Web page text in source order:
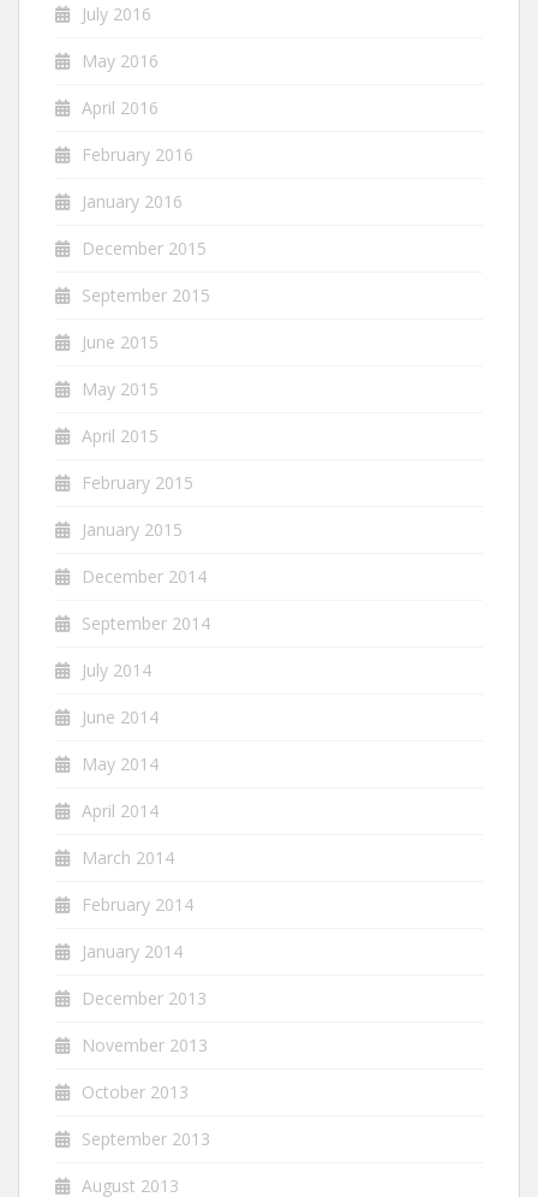
July 2016
May 2016
April 2016
February 2016
January 2016
December 2015
September 2015
June 2015
May 2015
April 2015
February 2015
January 2015
December 2014
September 2014
July 2014
June 2014
May 2014
April 2014
March 2014
February 2014
January 2014
December 2013
November 2013
October 2013
September 2013
August 2013